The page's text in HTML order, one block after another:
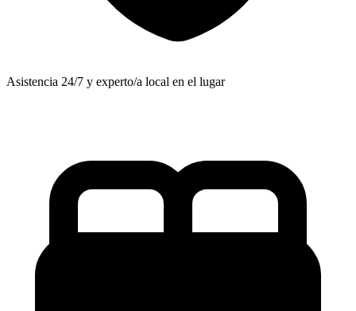
Asistencia 24/7 y experto/a local en el lugar